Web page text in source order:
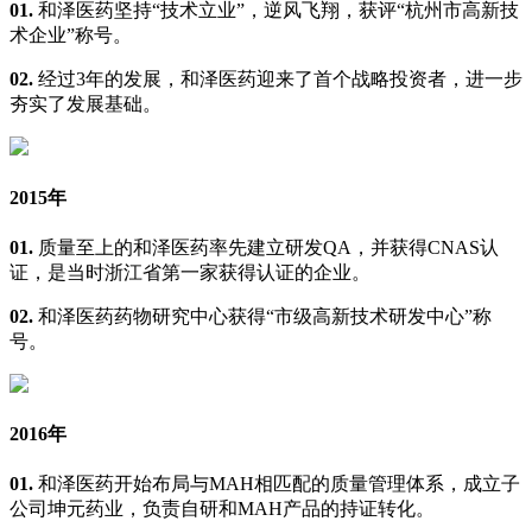
01. 和泽医药坚持“技术立业”，逆风飞翔，获评“杭州市高新技
术企业”称号。
02. 经过3年的发展，和泽医药迎来了首个战略投资者，进一步
夯实了发展基础。
2015年
01. 质量至上的和泽医药率先建立研发QA，并获得CNAS认
证，是当时浙江省第一家获得认证的企业。
02. 和泽医药药物研究中心获得“市级高新技术研发中心”称
号。
2016年
01. 和泽医药开始布局与MAH相匹配的质量管理体系，成立子
公司坤元药业，负责自研和MAH产品的持证转化。